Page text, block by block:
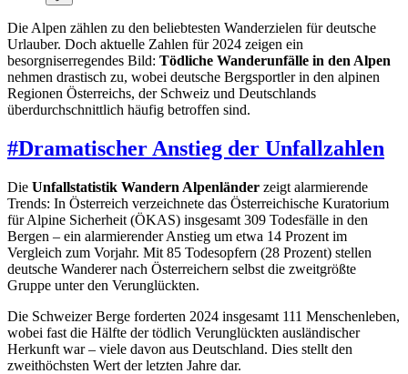
Die Alpen zählen zu den beliebtesten Wanderzielen für deutsche
Urlauber. Doch aktuelle Zahlen für 2024 zeigen ein
besorgniserregendes Bild: Tödliche Wanderunfälle in den Alpen
nehmen drastisch zu, wobei deutsche Bergsportler in den alpinen
Regionen Österreichs, der Schweiz und Deutschlands
überdurchschnittlich häufig betroffen sind.
#Dramatischer Anstieg der Unfallzahlen
Die Unfallstatistik Wandern Alpenländer zeigt alarmierende
Trends: In Österreich verzeichnete das Österreichische Kuratorium
für Alpine Sicherheit (ÖKAS) insgesamt 309 Todesfälle in den
Bergen – ein alarmierender Anstieg um etwa 14 Prozent im
Vergleich zum Vorjahr. Mit 85 Todesopfern (28 Prozent) stellen
deutsche Wanderer nach Österreichern selbst die zweitgrößte
Gruppe unter den Verunglückten.
Die Schweizer Berge forderten 2024 insgesamt 111 Menschenleben,
wobei fast die Hälfte der tödlich Verunglückten ausländischer
Herkunft war – viele davon aus Deutschland. Dies stellt den
zweithöchsten Wert der letzten Jahre dar.